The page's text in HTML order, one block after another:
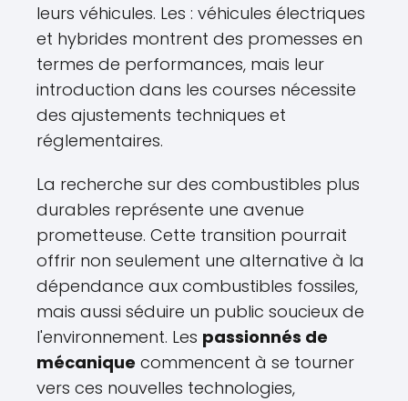
leurs véhicules. Les : véhicules électriques
et hybrides montrent des promesses en
termes de performances, mais leur
introduction dans les courses nécessite
des ajustements techniques et
réglementaires.
La recherche sur des combustibles plus
durables représente une avenue
prometteuse. Cette transition pourrait
offrir non seulement une alternative à la
dépendance aux combustibles fossiles,
mais aussi séduire un public soucieux de
l'environnement. Les passionnés de
mécanique commencent à se tourner
vers ces nouvelles technologies,